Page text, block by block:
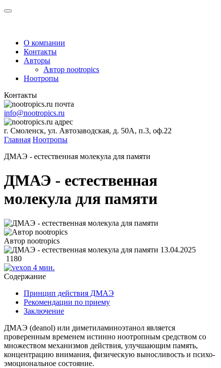
О компании
Контакты
Авторы
Автор nootropics
Ноотропы
Контакты
info@nootropics.ru
г. Смоленск, ул. Автозаводская, д. 50А, п.3, оф.22
Главная Ноотропы
ДМАЭ - естественная молекула для памяти
ДМАЭ - естественная
молекула для памяти
Автор nootropics
13.04.2025
1180
4 мин.
Содержание
Принцип действия ДМАЭ
Рекомендации по приему
Заключение
ДМАЭ (deanol) или диметиламиноэтанол является
проверенным временем истинно ноотропным средством со
множеством механизмов действия, улучшающим память,
концентрацию внимания, физическую выносливость и психо-
эмоциональное состояние.